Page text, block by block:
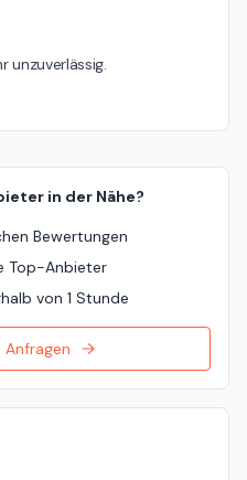
unzuverlässig.
in der Nähe?
Bewertungen
Top-Anbieter
von 1 Stunde
Anfragen